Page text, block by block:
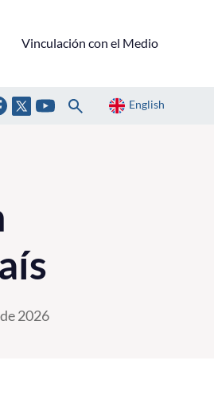
Vinculación con el Medio
English
2026